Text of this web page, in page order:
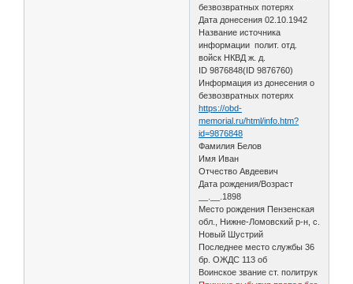
безвозвратных потерях
Дата донесения 02.10.1942
Название источника
информации полит. отд.
войск НКВД ж. д.
ID 9876848(ID 9876760)
Информация из донесения о
безвозвратных потерях
https://obd-
memorial.ru/html/info.htm?
id=9876848
Фамилия Белов
Имя Иван
Отчество Авдеевич
Дата рождения/Возраст
__.__.1898
Место рождения Пензенская
обл., Нижне-Ломовский р-н, с.
Новый Шустрий
Последнее место службы 36
бр. ОЖДС 113 об
Воинское звание ст. политрук